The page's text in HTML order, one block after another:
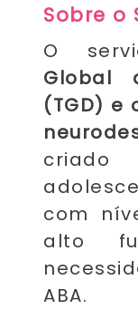
Sobre o
O
Global
(TGD) e
criado
com
alto
ABA.